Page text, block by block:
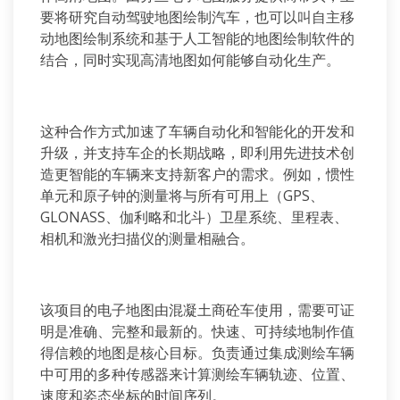
要将研究自动驾驶地图绘制汽车，也可以叫自主移
动地图绘制系统和基于人工智能的地图绘制软件的
结合，同时实现高清地图如何能够自动化生产。
这种合作方式加速了车辆自动化和智能化的开发和
升级，并支持车企的长期战略，即利用先进技术创
造更智能的车辆来支持新客户的需求。例如，惯性
单元和原子钟的测量将与所有可用上（GPS、
GLONASS、伽利略和北斗）卫星系统、里程表、
相机和激光扫描仪的测量相融合。
该项目的电子地图由混凝土商砼车使用，需要可证
明是准确、完整和最新的。快速、可持续地制作值
得信赖的地图是核心目标。负责通过集成测绘车辆
中可用的多种传感器来计算测绘车辆轨迹、位置、
速度和姿态坐标的时间序列。